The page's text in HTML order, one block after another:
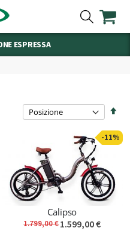
ESPRESSA
-11%
Calipso
1.799,00 €1.599,00 €